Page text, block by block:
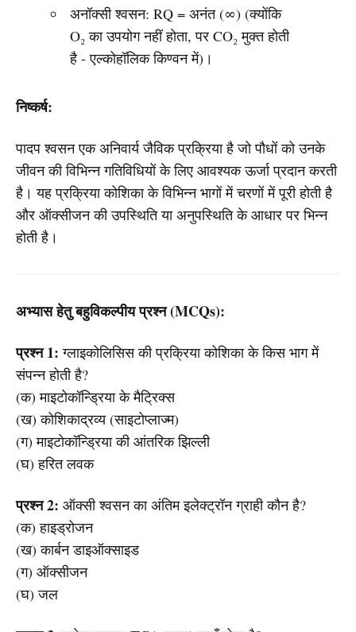
अनॉक्सी श्वसन: RQ = अनंत (∞) (क्योंकि
O₂ का उपयोग नहीं होता, पर CO₂ मुक्त होती
है - एल्कोहॉलिक किण्वन में)।
निष्कर्ष:
पादप श्वसन एक अनिवार्य जैविक प्रक्रिया है जो पौधों को उनके
जीवन की विभिन्न गतिविधियों के लिए आवश्यक ऊर्जा प्रदान करती
है। यह प्रक्रिया कोशिका के विभिन्न भागों में चरणों में पूरी होती है
और ऑक्सीजन की उपस्थिति या अनुपस्थिति के आधार पर भिन्न
होती है।
अभ्यास हेतु बहुविकल्पीय प्रश्न (MCQs):
प्रश्न 1: ग्लाइकोलिसिस की प्रक्रिया कोशिका के किस भाग में
संपन्न होती है?
(क) माइटोकॉन्ड्रिया के मैट्रिक्स
(ख) कोशिकाद्रव्य (साइटोप्लाज्म)
(ग) माइटोकॉन्ड्रिया की आंतरिक झिल्ली
(घ) हरित लवक
प्रश्न 2: ऑक्सी श्वसन का अंतिम इलेक्ट्रॉन ग्राही कौन है?
(क) हाइड्रोजन
(ख) कार्बन डाइऑक्साइड
(ग) ऑक्सीजन
(घ) जल